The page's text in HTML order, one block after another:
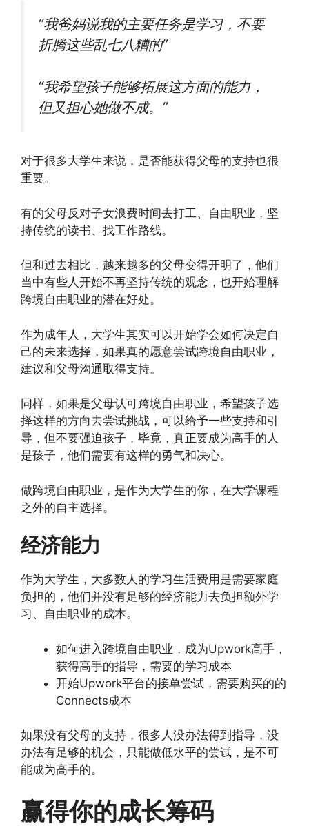
“我爸妈说我的主要任务是学习，不要
折腾这些乱七八糟的”
“我希望孩子能够拓展这方面的能力，
但又担心她做不成。”
对于很多大学生来说，是否能获得父母的支持也很
重要。
有的父母反对子女浪费时间去打工、自由职业，坚
持传统的读书、找工作路线。
但和过去相比，越来越多的父母变得开明了，他们
当中有些人开始不再坚持传统的观念，也开始理解
跨境自由职业的潜在好处。
作为成年人，大学生其实可以开始学会如何决定自
己的未来选择，如果真的愿意尝试跨境自由职业，
建议和父母沟通取得支持。
同样，如果是父母认可跨境自由职业，希望孩子选
择这样的方向去尝试挑战，可以给予一些支持和引
导，但不要强迫孩子，毕竟，真正要成为高手的人
是孩子，他们需要有这样的勇气和决心。
做跨境自由职业，是作为大学生的你，在大学课程
之外的自主选择。
经济能力
作为大学生，大多数人的学习生活费用是需要家庭
负担的，他们并没有足够的经济能力去负担额外学
习、自由职业的成本。
如何进入跨境自由职业，成为Upwork高手，
获得高手的指导，需要的学习成本
开始Upwork平台的接单尝试，需要购买的的
Connects成本
如果没有父母的支持，很多人没办法得到指导，没
办法有足够的机会，只能做低水平的尝试，是不可
能成为高手的。
赢得你的成长筹码